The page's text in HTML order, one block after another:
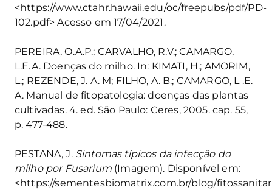
<https://www.ctahr.hawaii.edu/oc/freepubs/pdf/PD-
102.pdf> Acesso em 17/04/2021.
PEREIRA, O.A.P.; CARVALHO, R.V.; CAMARGO,
L.E.A. Doenças do milho. In: KIMATI, H.; AMORIM,
L.; REZENDE, J. A. M; FILHO, A. B.; CAMARGO, L .E.
A. Manual de fitopatologia: doenças das plantas
cultivadas. 4. ed. São Paulo: Ceres, 2005. cap. 55,
p. 477-488.
PESTANA, J. Sintomas típicos da infecção do
milho por Fusarium (Imagem). Disponível em:
<https://sementesbiomatrix.com.br/blog/